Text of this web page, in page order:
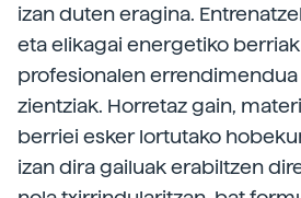
izan duten eragina.
eta elikagai energetiko
profesionalen
zientziak. Horretaz gain,
berriei esker lortutako
izan dira gailuak erabiltzen